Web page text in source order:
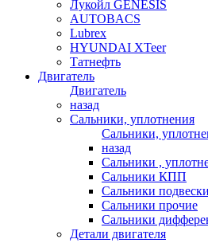
Лукойл GENESIS
AUTOBACS
Lubrex
HYUNDAI XTeer
Татнефть
Двигатель
Двигатель
назад
Сальники, уплотнения
Сальники,
назад
Сальники ,
Сальники КПП
Сальники подвески
Сальники прочие
Сальники
Детали двигателя